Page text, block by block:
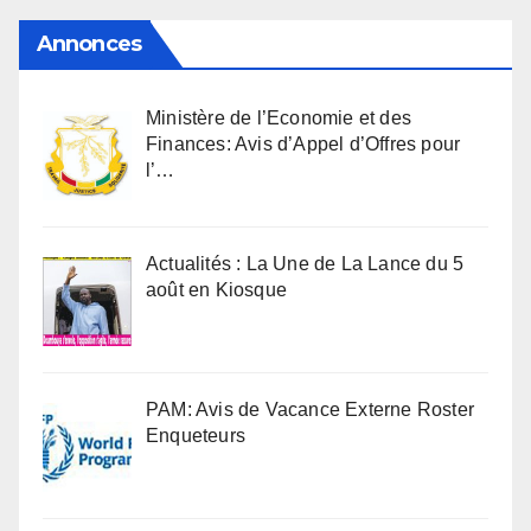
Annonces
Ministère de l’Economie et des
Finances: Avis d’Appel d’Offres pour
l’…
Actualités : La Une de La Lance du 5
août en Kiosque
PAM: Avis de Vacance Externe Roster
Enqueteurs